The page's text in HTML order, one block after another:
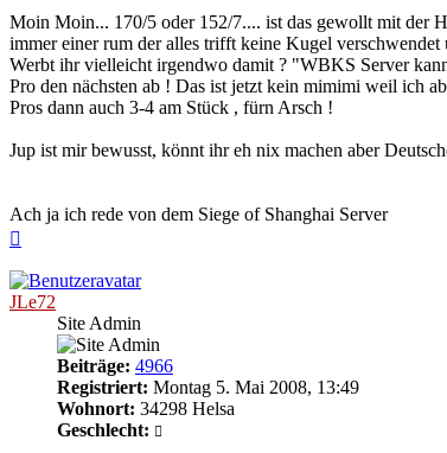
Moin Moin... 170/5 oder 152/7.... ist das gewollt mit der
immer einer rum der alles trifft keine Kugel verschwendet
Werbt ihr vielleicht irgendwo damit ? "WBKS Server
Pro den nächsten ab ! Das ist jetzt kein mimimi weil ich
Pros dann auch 3-4 am Stück , fürn Arsch !
Jup ist mir bewusst, könnt ihr eh nix machen aber
Ach ja ich rede von dem Siege of Shanghai Server
JLe72
Site Admin
Beiträge: 4966
Registriert: Montag 5. Mai 2008, 13:49
Wohnort: 34298 Helsa
Geschlecht: